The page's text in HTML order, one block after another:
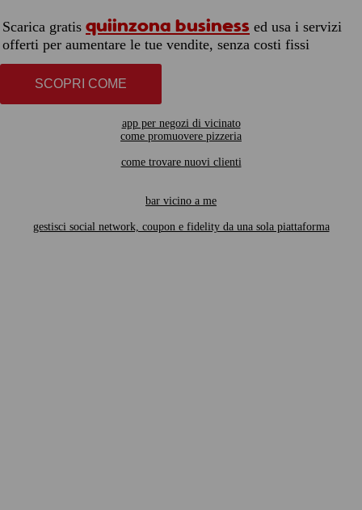
Scarica gratis quiinzona business ed usa i servizi
offerti per aumentare le tue vendite, senza costi fissi
SCOPRI COME
app per negozi di vicinato
come promuovere pizzeria
come trovare nuovi clienti
bar vicino a me
gestisci social network, coupon e fidelity da una sola piattaforma